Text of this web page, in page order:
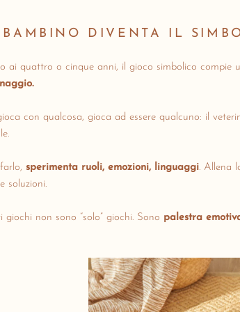
DIVENTA IL
ai quattro o cinque anni, il gioco simbolico compie
con qualcosa, gioca ad essere qualcuno: il
sperimenta ruoli, emozioni, linguaggi. Allena
soluzioni.
giochi non sono “solo” giochi. Sono palestra